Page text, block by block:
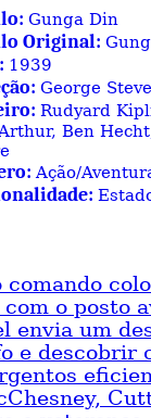
Gunga Din
Original:
1939
George
Rudyard
Ben
Ação/
comando
o posto
envia um
e descobrir